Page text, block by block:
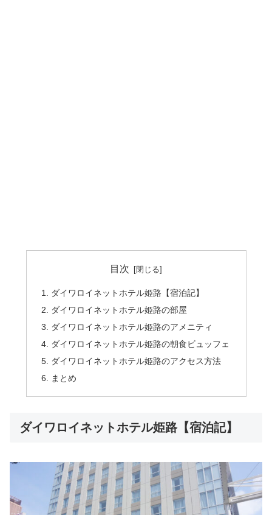
目次
ダイワロイネットホテル姫路【宿泊記】
ダイワロイネットホテル姫路の部屋
ダイワロイネットホテル姫路のアメニティ
ダイワロイネットホテル姫路の朝食ビュッフェ
ダイワロイネットホテル姫路のアクセス方法
まとめ
ダイワロイネットホテル姫路【宿泊記】